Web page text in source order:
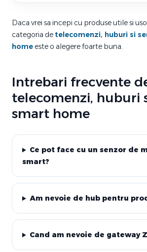
Daca vrei sa incepi cu produse utile si
categoria de telecomenzi, huburi si
home este o alegere foarte buna.
Intrebari frecvente
telecomenzi, huburi
smart home
Ce pot face cu un senzor de
smart?
Am nevoie de hub pentru
Cand am nevoie de gateway